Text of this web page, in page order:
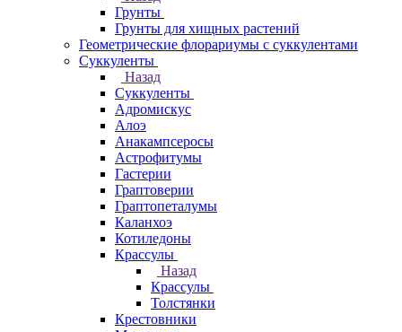
Грунты
Грунты для хищных растений
Геометрические флорариумы с суккулентами
Суккуленты
Назад
Суккуленты
Адромискус
Алоэ
Анакампсеросы
Астрофитумы
Гастерии
Граптоверии
Граптопеталумы
Каланхоэ
Котиледоны
Крассулы
Назад
Крассулы
Толстянки
Крестовники